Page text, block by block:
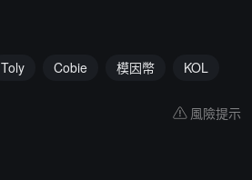
Toly Cobie 模因幣 KOL
風險提示